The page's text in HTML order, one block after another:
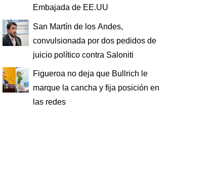
Embajada de EE.UU
San Martín de los Andes,
convulsionada por dos pedidos de
juicio político contra Saloniti
Figueroa no deja que Bullrich le
marque la cancha y fija posición en
las redes